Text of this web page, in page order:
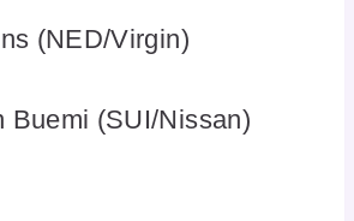
(NED/Virgin)
Buemi (SUI/Nissan)